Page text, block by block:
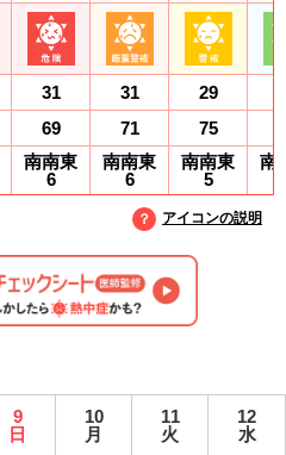
31
69
南南東
6
31
71
南南東
6
29
75
南南東
5
南
アイコンの説明
9
日
10
月
11
火
12
水